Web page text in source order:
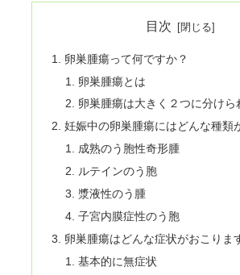
目次
卵巣腫瘍って何ですか？
卵巣腫瘍とは
卵巣腫瘍は大きく２つに分けら
妊娠中の卵巣腫瘍にはどんな種類
成熟のう胞性奇形腫
ルテインのう胞
漿液性のう腫
子宮内膜症性のう胞
卵巣腫瘍はどんな症状がおこりま
基本的に無症状